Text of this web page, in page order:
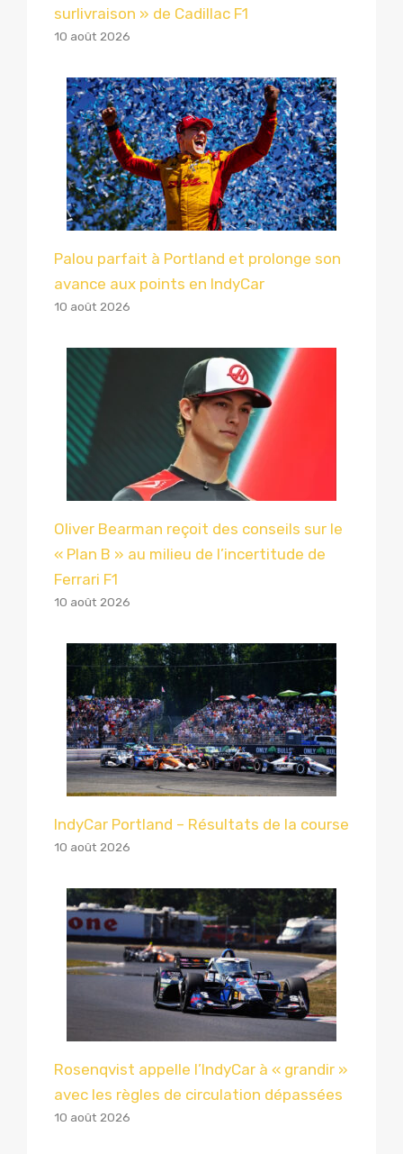
surlivraison » de Cadillac F1
10 août 2026
Palou parfait à Portland et prolonge son
avance aux points en IndyCar
10 août 2026
Oliver Bearman reçoit des conseils sur le
« Plan B » au milieu de l’incertitude de
Ferrari F1
10 août 2026
IndyCar Portland – Résultats de la course
10 août 2026
Rosenqvist appelle l’IndyCar à « grandir »
avec les règles de circulation dépassées
10 août 2026